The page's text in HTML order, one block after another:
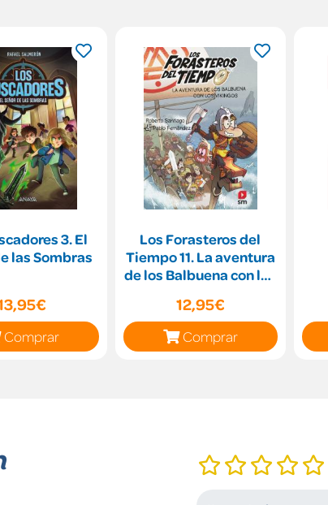
3. El
las Sombras
Comprar
Los Forasteros del
Tiempo 11. La aventura
de los Balbuena con los
12,95€
Comprar